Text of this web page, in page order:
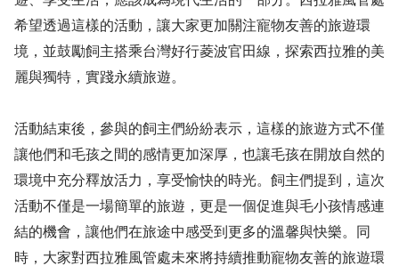
希望透過這樣的活動，讓大家更加關注寵物友善的旅遊環
境，並鼓勵飼主搭乘台灣好行菱波官田線，探索西拉雅的美
麗與獨特，實踐永續旅遊。
活動結束後，參與的飼主們紛紛表示，這樣的旅遊方式不僅
讓他們和毛孩之間的感情更加深厚，也讓毛孩在開放自然的
環境中充分釋放活力，享受愉快的時光。飼主們提到，這次
活動不僅是一場簡單的旅遊，更是一個促進與毛小孩情感連
結的機會，讓他們在旅途中感受到更多的溫馨與快樂。同
時，大家對西拉雅風管處未來將持續推動寵物友善的旅遊環